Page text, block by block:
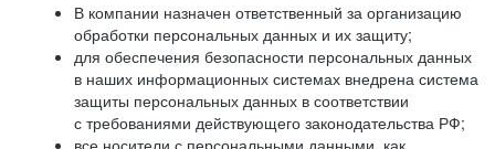
В компании назначен ответственный за организацию
обработки персональных данных и их защиту;
для обеспечения безопасности персональных данных
в наших информационных системах внедрена система
защиты персональных данных в соответствии
с требованиями действующего законодательства РФ;
все носители с персональными данными, как